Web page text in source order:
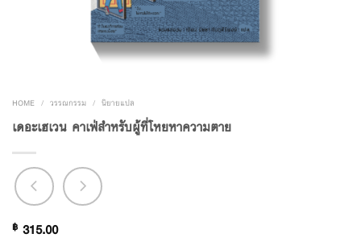
HOME / วรรณกรรม / นิยายแปล
เดอะเฮเวน คาเฟ่สำหรับผู้ที่โหยหาความตาย
฿ 315.00